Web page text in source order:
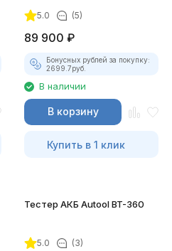
5.0 (5)
89 900 ₽
Бонусных рублей за покупку:
2699.7руб.
В наличии
В корзину
Купить в 1 клик
Тестер АКБ Autool BT-360
5.0 (3)